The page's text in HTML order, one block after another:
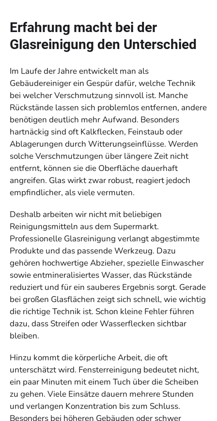
Erfahrung macht bei der
Glasreinigung den Unterschied
Im Laufe der Jahre entwickelt man als
Gebäudereiniger ein Gespür dafür, welche Technik
bei welcher Verschmutzung sinnvoll ist. Manche
Rückstände lassen sich problemlos entfernen, andere
benötigen deutlich mehr Aufwand. Besonders
hartnäckig sind oft Kalkflecken, Feinstaub oder
Ablagerungen durch Witterungseinflüsse. Werden
solche Verschmutzungen über längere Zeit nicht
entfernt, können sie die Oberfläche dauerhaft
angreifen. Glas wirkt zwar robust, reagiert jedoch
empfindlicher, als viele vermuten.
Deshalb arbeiten wir nicht mit beliebigen
Reinigungsmitteln aus dem Supermarkt.
Professionelle Glasreinigung verlangt abgestimmte
Produkte und das passende Werkzeug. Dazu
gehören hochwertige Abzieher, spezielle Einwascher
sowie entmineralisiertes Wasser, das Rückstände
reduziert und für ein sauberes Ergebnis sorgt. Gerade
bei großen Glasflächen zeigt sich schnell, wie wichtig
die richtige Technik ist. Schon kleine Fehler führen
dazu, dass Streifen oder Wasserflecken sichtbar
bleiben.
Hinzu kommt die körperliche Arbeit, die oft
unterschätzt wird. Fensterreinigung bedeutet nicht,
ein paar Minuten mit einem Tuch über die Scheiben
zu gehen. Viele Einsätze dauern mehrere Stunden
und verlangen Konzentration bis zum Schluss.
Besonders bei höheren Gebäuden oder schwer